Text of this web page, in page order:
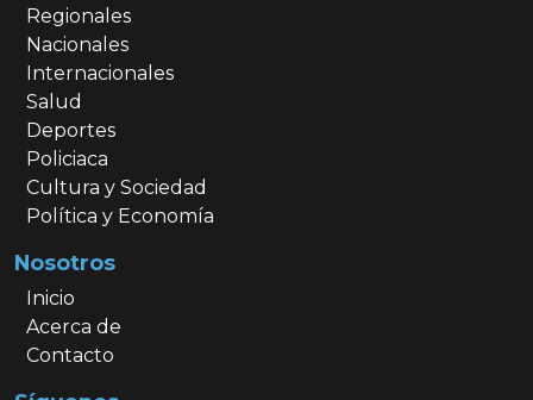
Regionales
Nacionales
Internacionales
Salud
Deportes
Policiaca
Cultura y Sociedad
Política y Economía
Nosotros
Inicio
Acerca de
Contacto